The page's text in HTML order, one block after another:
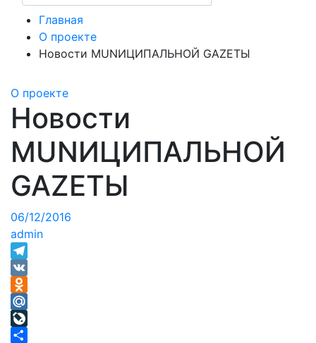
Главная
О проекте
Новости MUNИЦИПАЛЬНОЙ GAZЕТЫ
О проекте
Новости
MUNИЦИПАЛЬНОЙ
GAZЕТЫ
06/12/2016
admin
Telegram
VK
Odnoklassniki
Mail.Ru
LiveJournal